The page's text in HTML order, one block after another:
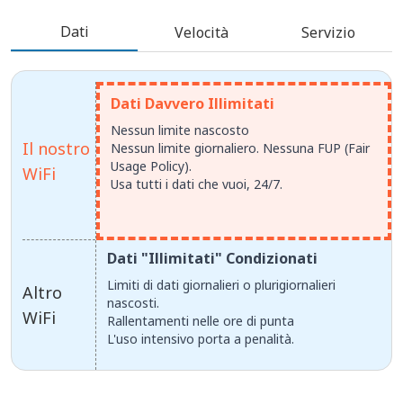
Dati Velocità Servizio
Il nostro
WiFi
Altro
WiFi
Dati Davvero Illimitati
Nessun limite nascosto
Nessun limite giornaliero. Nessuna FUP (Fair
Usage Policy).
Usa tutti i dati che vuoi, 24/7.
Dati "Illimitati" Condizionati
Limiti di dati giornalieri o plurigiornalieri
nascosti.
Rallentamenti nelle ore di punta
L'uso intensivo porta a penalità.